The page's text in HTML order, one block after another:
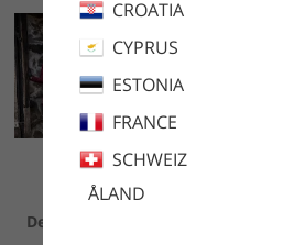
CROATIA
CYPRUS
ESTONIA
FRANCE
SCHWEIZ
ÅLAND
Dela